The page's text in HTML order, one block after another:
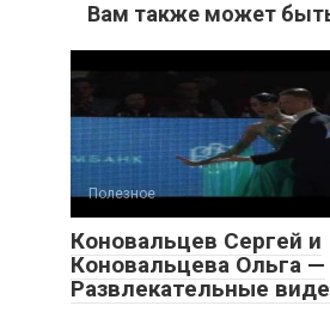
Вам также может
Полезное
Коновальцев Сергей и
Коновальцева Ольга —
Развлекательные